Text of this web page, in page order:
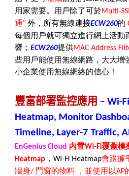
用家需要。用戶除了可於Multi-
通" 外，所有無線連接ECW260的
每個用戶就可獨立進行網上活動
響； ECW260提供MAC Address
些用戶能使用無線網路，大大增
小企業使用無線網絡的信心！
豐富部署監控應用 – Wi-Fi
Heatmap, Monitor
Timeline, Layer-7 Traffic,
EnGenius Cloud 內置Wi-Fi覆蓋模
Heatmap ， Wi-Fi Heatmap會跟據
牆身/ 門窗的物料 ，並使用以AP